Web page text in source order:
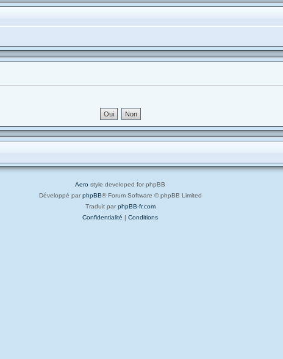
Aero style developed for phpBB
Développé par phpBB® Forum Software © phpBB Limited
Traduit par phpBB-fr.com
Confidentialité | Conditions